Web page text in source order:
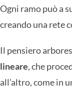
Ogni ramo può a
creando una rete
Il pensiero
lineare, che
all’altro, come in